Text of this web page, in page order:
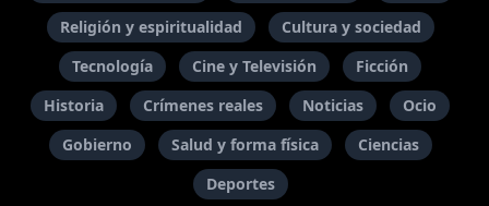
Religión y espiritualidad
Cultura y sociedad
Tecnología
Cine y Televisión
Ficción
Historia
Crímenes reales Noticias
Ocio
Gobierno
Salud y forma física
Ciencias
Deportes